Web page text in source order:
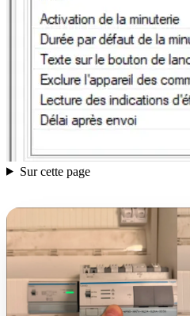
Sur cette page